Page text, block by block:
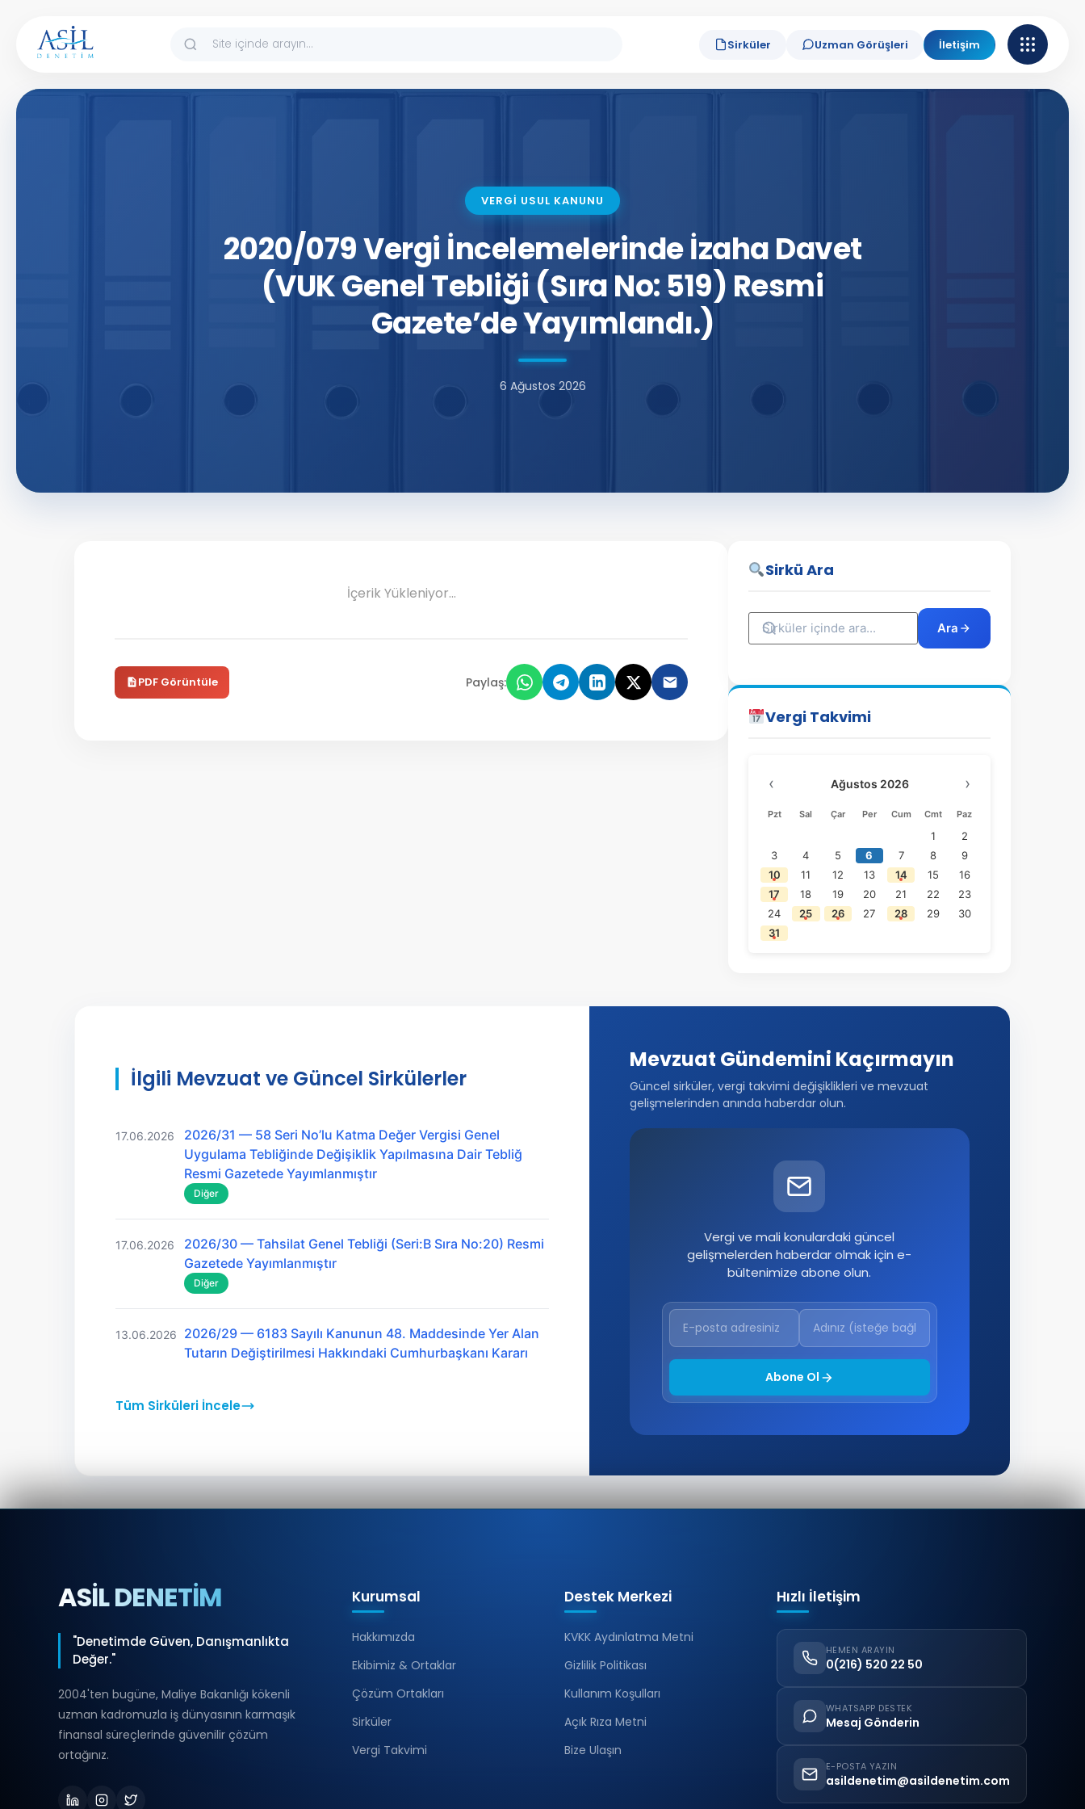
Sirküler Uzman Görüşleri İletişim
VERGİ USUL KANUNU
2020/079 Vergi İncelemelerinde İzaha Davet
(VUK Genel Tebliği (Sıra No: 519) Resmi
Gazete’de Yayımlandı.)
6 Ağustos 2026
İçerik Yükleniyor...
PDF Görüntüle Paylaş:
Sirkü Ara
Ara
Vergi Takvimi
‹ Ağustos 2026 ›
Pzt Sal Çar Per Cum Cmt Paz
1
2
3
4 5 6 7 8
9
10
11 12 13 14 15
16
17
18 19 20 21 22
23
24
25 26 27 28 29
30
31
İlgili Mevzuat ve Güncel Sirkülerler
17.06.2026
2026/31 — 58 Seri No’lu Katma Değer Vergisi Genel
Uygulama Tebliğinde Değişiklik Yapılmasına Dair Tebliğ
Resmi Gazetede Yayımlanmıştır
Diğer
17.06.2026
2026/30 — Tahsilat Genel Tebliği (Seri:B Sıra No:20) Resmi
Gazetede Yayımlanmıştır
Diğer
13.06.2026
2026/29 — 6183 Sayılı Kanunun 48. Maddesinde Yer Alan
Tutarın Değiştirilmesi Hakkındaki Cumhurbaşkanı Kararı
Tüm Sirküleri İncele
Mevzuat Gündemini Kaçırmayın
Güncel sirküler, vergi takvimi değişiklikleri ve mevzuat
gelişmelerinden anında haberdar olun.
Vergi ve mali konulardaki güncel
gelişmelerden haberdar olmak için e-
bültenimize abone olun.
Abone Ol
ASİL DENETİM
"Denetimde Güven, Danışmanlıkta
Değer."
2004'ten bugüne, Maliye Bakanlığı kökenli
uzman kadromuzla iş dünyasının karmaşık
finansal süreçlerinde güvenilir çözüm
ortağınız.
Kurumsal
Hakkımızda
Ekibimiz & Ortaklar
Çözüm Ortakları
Sirküler
Vergi Takvimi
Destek Merkezi
KVKK Aydınlatma Metni
Gizlilik Politikası
Kullanım Koşulları
Açık Rıza Metni
Bize Ulaşın
Hızlı İletişim
HEMEN ARAYIN
0(216) 520 22 50
WHATSAPP DESTEK
Mesaj Gönderin
E-POSTA YAZIN
asildenetim@asildenetim.com